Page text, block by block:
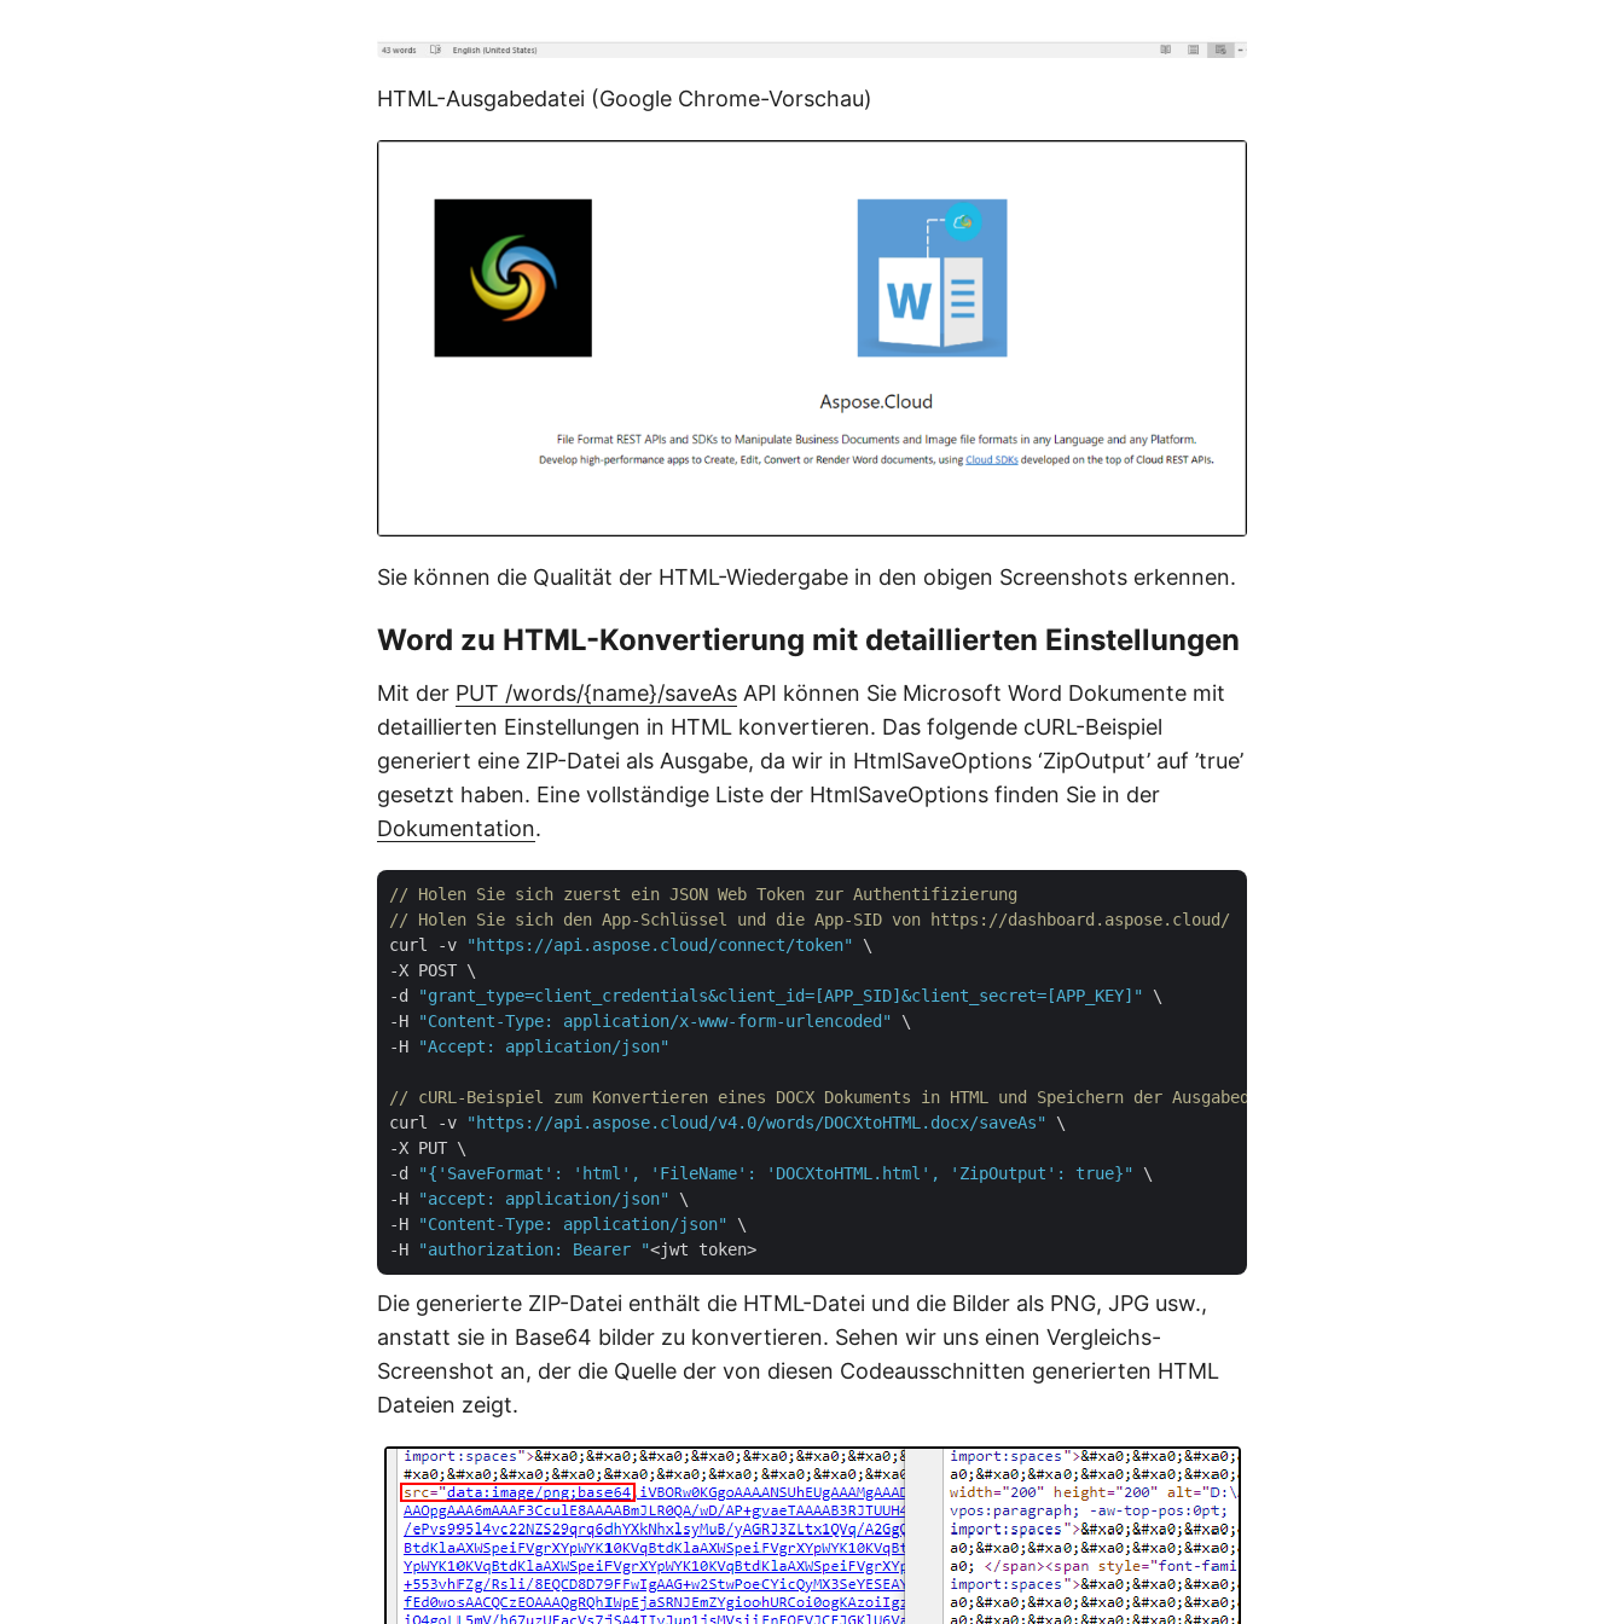
HTML-Ausgabedatei (Google Chrome-Vorschau)
Sie können die Qualität der HTML-Wiedergabe in den obigen Screenshots erkennen.
Word zu HTML-Konvertierung mit detaillierten Einstellungen
Mit der PUT /words/{name}/saveAs API können Sie Microsoft Word Dokumente mit
detaillierten Einstellungen in HTML konvertieren. Das folgende cURL-Beispiel
generiert eine ZIP-Datei als Ausgabe, da wir in HtmlSaveOptions ‘ZipOutput’ auf ’true’
gesetzt haben. Eine vollständige Liste der HtmlSaveOptions finden Sie in der
Dokumentation.
// Holen Sie sich zuerst ein JSON Web Token zur Authentifizierung
// Holen Sie sich den App-Schlüssel und die App-SID von https://dashboard.aspose.cloud/
curl -v
"https://api.aspose.cloud/connect/token"
\
-X POST \
-d
"grant_type=client_credentials&client_id=[APP_SID]&client_secret=[APP_KEY]"
\
-H
"Content-Type: application/x-www-form-urlencoded"
\
-H
"Accept: application/json"
// cURL-Beispiel zum Konvertieren eines DOCX Dokuments in HTML und Speichern der Ausgabedateien als ZIP
curl -v
"https://api.aspose.cloud/v4.0/words/DOCXtoHTML.docx/saveAs"
\
-X PUT \
-d
"{'SaveFormat': 'html', 'FileName': 'DOCXtoHTML.html', 'ZipOutput': true}"
\
-H
"accept: application/json"
\
-H
"Content-Type: application/json"
\
-H
"authorization: Bearer "
Die generierte ZIP-Datei enthält die HTML-Datei und die Bilder als PNG, JPG usw.,
anstatt sie in Base64 bilder zu konvertieren. Sehen wir uns einen Vergleichs-
Screenshot an, der die Quelle der von diesen Codeausschnitten generierten HTML
Dateien zeigt.